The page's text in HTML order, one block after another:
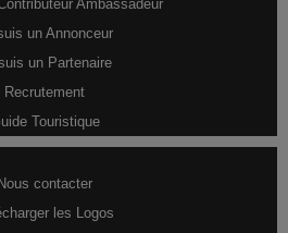
Ambassadeur
un Annonceur
un Partenaire
Recrutement
Touristique
Nous contacter
les Logos